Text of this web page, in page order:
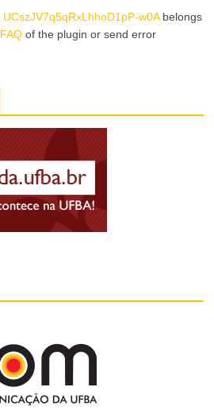
UCszJV7q5qRxLhhoD1pP-w0Abelongs
FAQ of the plugin or send error